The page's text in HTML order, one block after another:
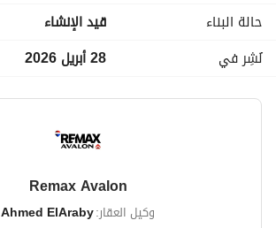
حالة البناء
قيد الإنشاء
نُشِر في
28 أبريل 2026
Remax Avalon
وكيل العقار:Ahmed ElAraby